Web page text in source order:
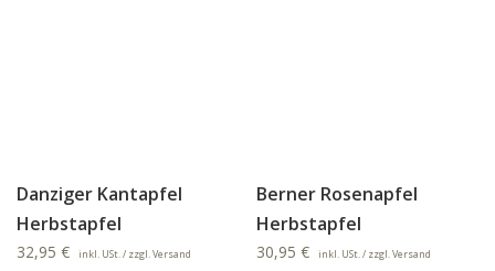
Danziger Kantapfel
Herbstapfel
32,95 € inkl. USt. / zzgl. Versand
Berner Rosenapfel
Herbstapfel
30,95€ inkl. USt. / zzgl. Versand